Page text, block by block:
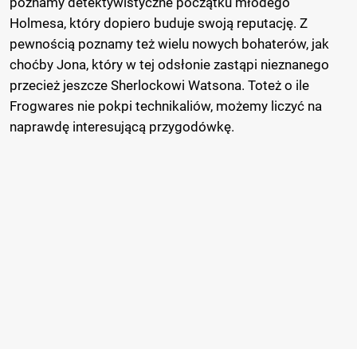
Holmesa, który dopiero buduje swoją reputację. Z
pewnością poznamy też wielu nowych bohaterów, jak
choćby Jona, który w tej odsłonie zastąpi nieznanego
przecież jeszcze Sherlockowi Watsona. Toteż o ile
Frogwares nie pokpi technikaliów, możemy liczyć na
naprawdę interesującą przygodówkę.